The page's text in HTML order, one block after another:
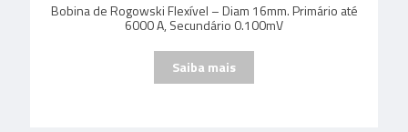
Bobina de Rogowski Flexível – Diam 16mm. Primário até
6000 A, Secundário 0.100mV